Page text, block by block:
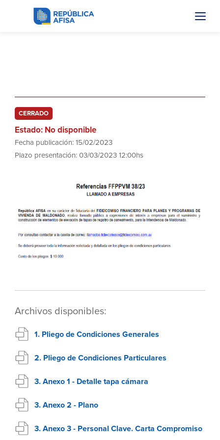
CERRADO
Estado: No disponible
Fecha publicación: 15/02/2023
Plazo presentación: 03/03/2023 12:00hs
Archivos disponibles:
1. Pliego de Condiciones Generales
2. Pliego de Condiciones Particulares
3. Anexo 1 - Detalle tapa cámara
3. Anexo 2 - Plano
3. Anexo 3 - Personal Clave. Carta Compromiso